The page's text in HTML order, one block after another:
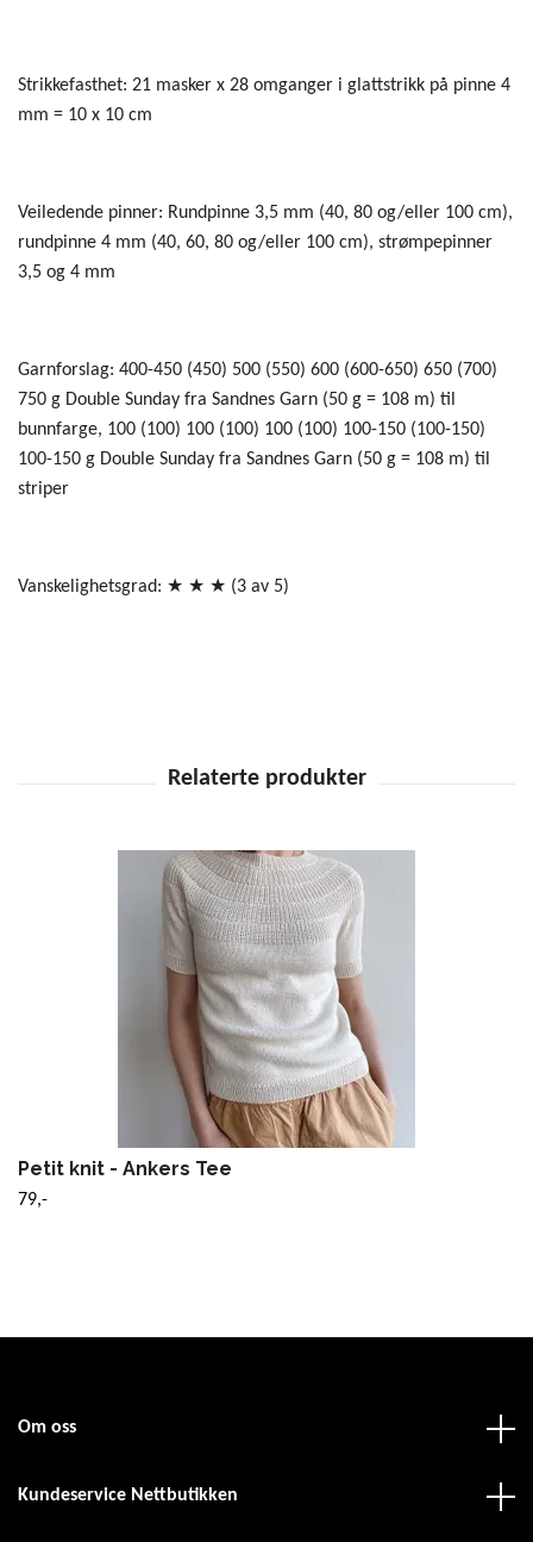
Strikkefasthet: 21 masker x 28 omganger i glattstrikk på pinne 4
mm = 10 x 10 cm
Veiledende pinner: Rundpinne 3,5 mm (40, 80 og/eller 100 cm),
rundpinne 4 mm (40, 60, 80 og/eller 100 cm), strømpepinner
3,5 og 4 mm
Garnforslag: 400-450 (450) 500 (550) 600 (600-650) 650 (700)
750 g Double Sunday fra Sandnes Garn (50 g = 108 m) til
bunnfarge, 100 (100) 100 (100) 100 (100) 100-150 (100-150)
100-150 g Double Sunday fra Sandnes Garn (50 g = 108 m) til
striper
Vanskelighetsgrad: ★ ★ ★ (3 av 5)
Petit knit - Ankers Tee
79,-
Om oss
Kundeservice Nettbutikken